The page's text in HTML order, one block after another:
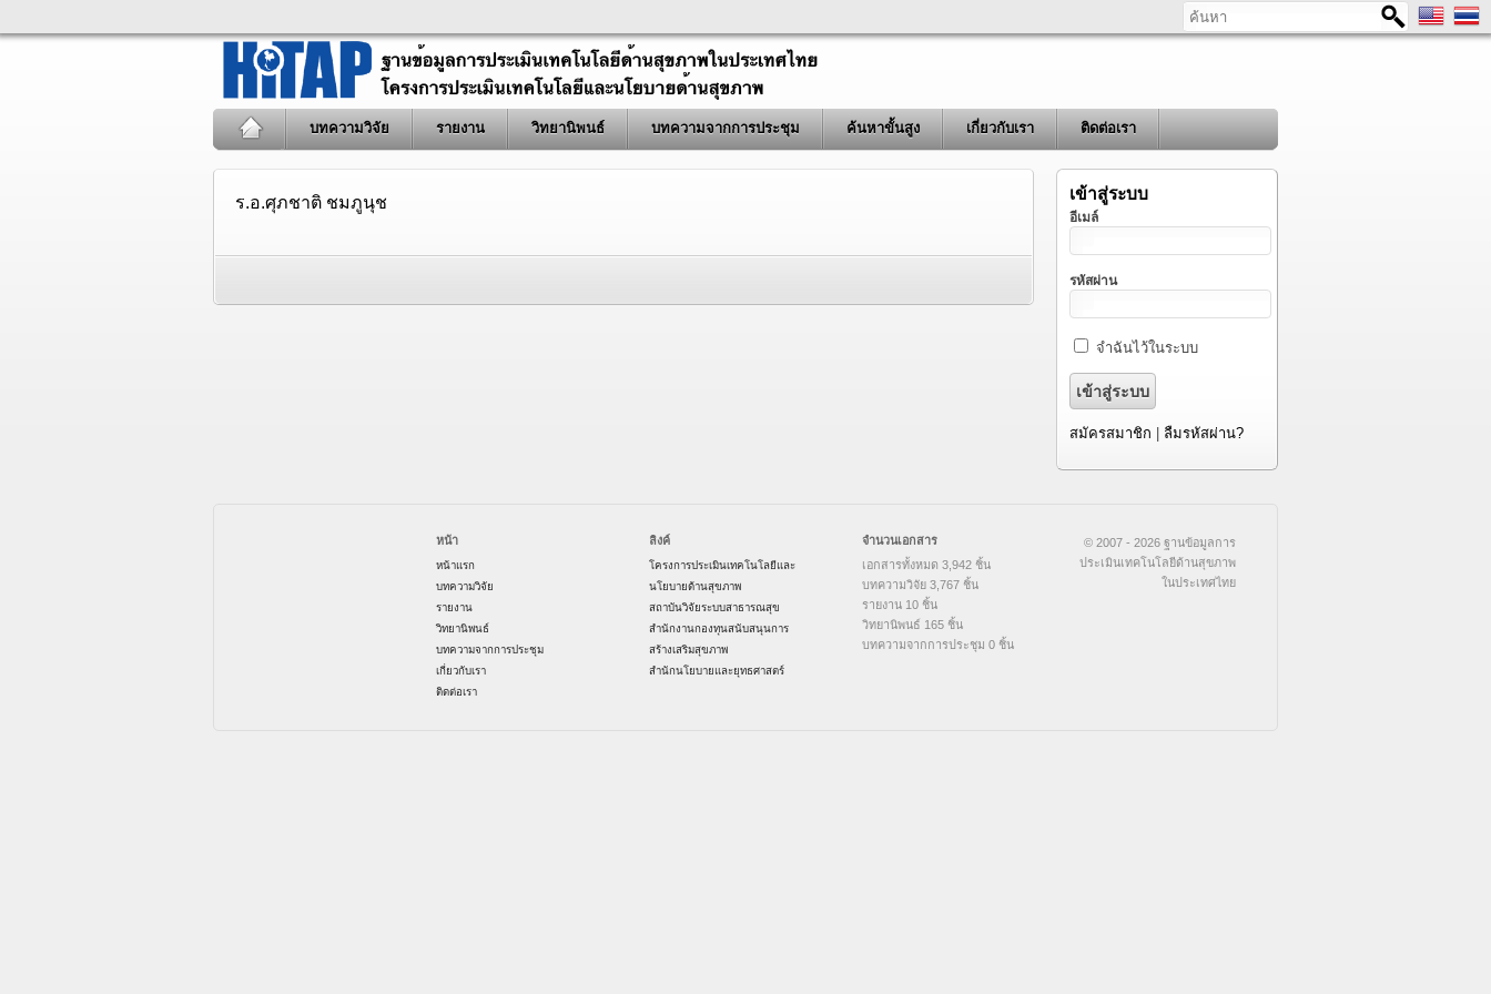
ค้นหา
บทความวิจัย รายงาน วิทยานิพนธ์ บทความจากการประชุม ค้นหาขั้นสูง เกี่ยวกับเรา ติดต่อเรา
ร.อ.ศุภชาติ ชมภูนุช เข้าสู่ระบบ
อีเมล์
รหัสผ่าน
จำฉันไว้ในระบบ
สมัครสมาชิก ลืมรหัสผ่าน?
หน้า
หน้าแรก
บทความวิจัย
รายงาน
วิทยานิพนธ์
บทความจากการประชุม
เกี่ยวกับเรา
ติดต่อเรา
ลิงค์
โครงการประเมินเทคโนโลยีและ
นโยบายด้านสุขภาพ
สถาบันวิจัยระบบสาธารณสุข
สำนักงานกองทุนสนับสนุนการ
สร้างเสริมสุขภาพ
สำนักนโยบายและยุทธศาสตร์
จำนวนเอกสาร
เอกสารทั้งหมด 3,942 ชิ้น
บทความวิจัย 3,767 ชิ้น
รายงาน 10 ชิ้น
วิทยานิพนธ์ 165 ชิ้น
บทความจากการประชุม 0 ชิ้น
© 2007 - 2026 ฐานข้อมูลการ
ประเมินเทคโนโลยีด้านสุขภาพ
ในประเทศไทย